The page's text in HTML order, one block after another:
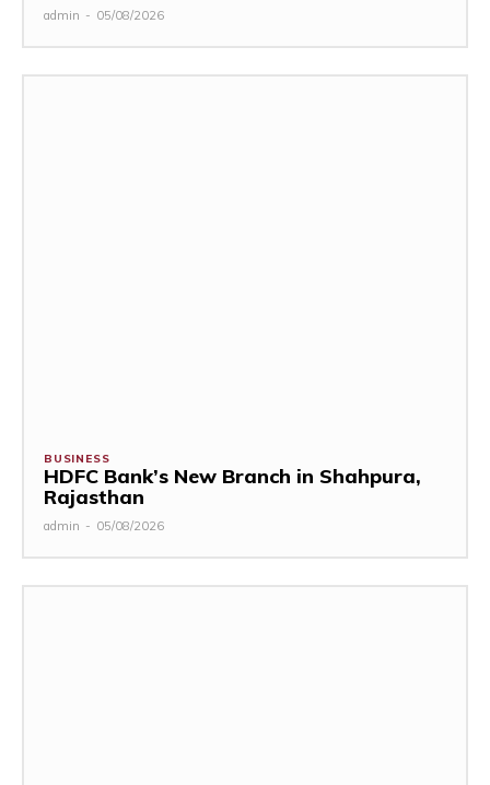
admin - 05/08/2026
BUSINESS
HDFC Bank’s New Branch in Shahpura,
Rajasthan
admin - 05/08/2026